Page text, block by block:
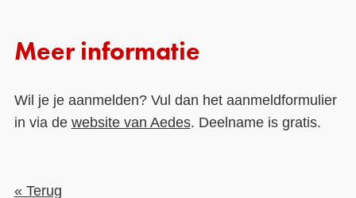
Meer informatie
Wil je je aanmelden? Vul dan het aanmeldformulier
in via de website van Aedes. Deelname is gratis.
« Terug